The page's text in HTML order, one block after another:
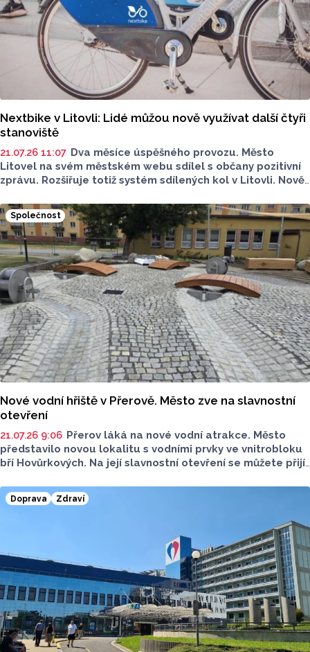
Nextbike v Litovli: Lidé můžou nově využívat další čtyři
stanoviště
21.07.26 11:07 Dva měsíce úspěšného provozu. Město
Litovel na svém městském webu sdílel s občany pozitivní
zprávu. Rozšiřuje totiž systém sdílených kol v Litovli. Nově
dalších čtyřech místech, celkem je ve městě už 14
stanovišť.
Společnost
Nové vodní hřiště v Přerově. Město zve na slavnostní
otevření
21.07.26 9:06 Přerov láká na nové vodní atrakce. Město
představilo novou lokalitu s vodními prvky ve vnitrobloku
bří Hovůrkových. Na její slavnostní otevření se můžete přijít
Doprava Zdraví